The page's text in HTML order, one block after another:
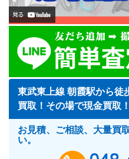
東武東上線 朝霞駅から徒
買取！その場で現金買取！
お見積、ご相談、大量買
い。